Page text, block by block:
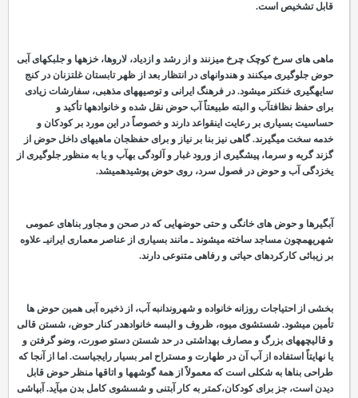
قابل تشخیص است.
ماهی های سرخ کوچک چرخ میزنند و از رشد و ازدیاد، لاروها، خزهها و جلبکهای آبی
حوض جلوگیری میکنند و هندوانهای در انتظار بعد از ظهر تابستان غلت زنان در کنج
سایهگیری خنکتر می شود. در فرهنگ ایرانی و توصیههای مذهبی، سفارشات زیادی
برای حفظ نظافتآب و البته طبیعتاً آب حوض نقل شده و خانواده ها تأکید و
حساسیت بسیاری بر رعایت اینقواعد دارند و خصوصاً در این مورد بر کودکان و
خدمه سخت میگیرند. گاهی نیز بنا بر نیاز و برای حفظجان ماهیهای داخل حوض از
گزند گربه و سرما، پیشگیری از ورود غبار و آلودگی بهآب و یا به منظور جلوگیری از
زدگی آب و حوض در فصول سرد، روی حوض پوشیدهمیشد.
آبگیرها و حوض های خانگی و حتی حوضهایی که در صحن و مجاور بناهای عمومی
شهریهمچون مساجد ساخته میشوند ـ مانند بسیاری از عناصر معماری ایرانیـ علاوه
بر زیبائی کارکردهای حیاتی و رفاهی متنوعی دارند.
بخشی از احتیاجات روزانه خانواده و شهروندانبه آب، از ذخیره آبی همین حوض ها
تأمین میشود. شستشوی میوه، ظروف و البسه خانوادهدر کنار حوض، شستن قالی
و قالیچههای بزرگ و مصارف بهداشتی در حد شستن دستو صورت، وضو گرفتن و
یا نهایتاً استفاده از آب آن در طهارت و مستراح امر بسیار رایجیاست. اما از آنجا که
طراحی بناها به شکلی است که معمولاً از همة گوشهها و اتاق ها منظر حوض قابل
دیدن است، جز برای کودکان،کمتر به کار آبتنی و شسشوی کامل بدن میآید. آبپاشی